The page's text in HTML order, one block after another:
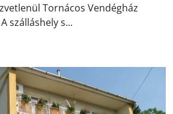
Tornácos Vendégház
szálláshely s...